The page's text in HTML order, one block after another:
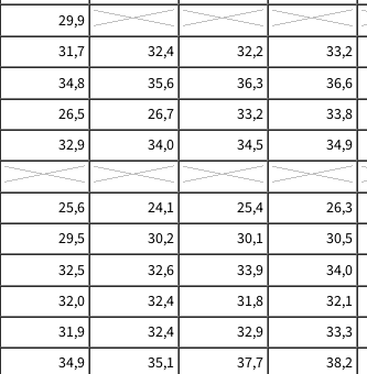
29,9
31,7 32,4 32,2
33,2
34,8 35,6 36,3
36,6
26,5 26,7 33,2
33,8
32,9 34,0 34,5
34,9
25,6 24,1 25,4
26,3
29,5 30,2 30,1
30,5
32,5 32,6 33,9
34,0
32,0 32,4 31,8
32,1
31,9 32,4 32,9
33,3
34,9 35,1 37,7
38,2